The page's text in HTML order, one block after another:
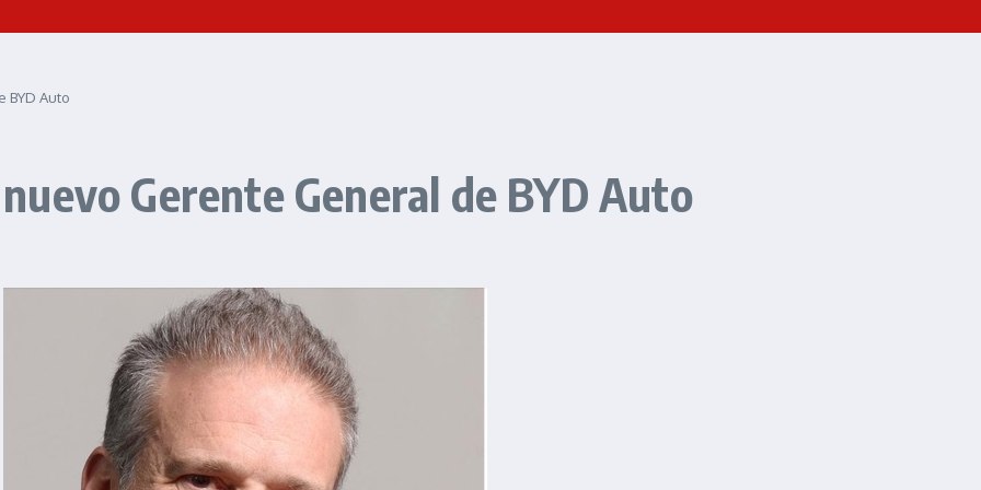
BYD Auto
Gerente General de BYD Auto